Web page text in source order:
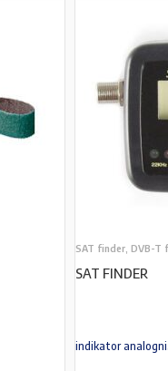
SAT finder, DVB-T
SAT FINDER
indikator